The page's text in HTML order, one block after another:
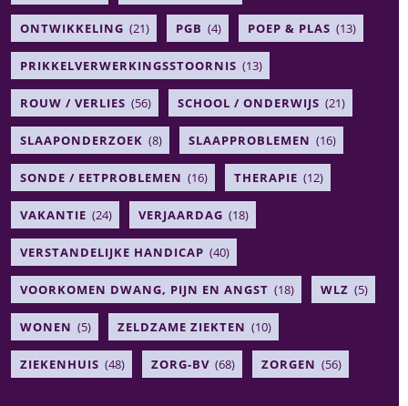
ONTWIKKELING (21) PGB (4) POEP & PLAS (13)
PRIKKELVERWERKINGSSTOORNIS (13)
ROUW / VERLIES (56) SCHOOL / ONDERWIJS (21)
SLAAPONDERZOEK (8) SLAAPPROBLEMEN (16)
SONDE / EETPROBLEMEN (16) THERAPIE (12)
VAKANTIE (24) VERJAARDAG (18)
VERSTANDELIJKE HANDICAP (40)
VOORKOMEN DWANG, PIJN EN ANGST (18) WLZ (5)
WONEN (5) ZELDZAME ZIEKTEN (10)
ZIEKENHUIS (48) ZORG-BV (68) ZORGEN (56)